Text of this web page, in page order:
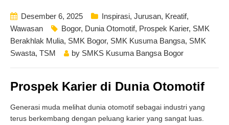
Desember 6, 2025 Inspirasi, Jurusan, Kreatif,
Wawasan
Bogor, Dunia Otomotif, Prospek Karier, SMK
Berakhlak Mulia, SMK Bogor, SMK Kusuma Bangsa, SMK
Swasta, TSM by SMKS Kusuma Bangsa Bogor
Prospek Karier di Dunia Otomotif
Generasi muda melihat dunia otomotif sebagai industri yang
terus berkembang dengan peluang karier yang sangat luas.